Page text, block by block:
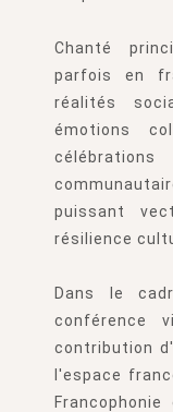
Chanté
parfois en
réalités
émotions
puissant
résilience
Dans le
conférence
contribution
l'espace